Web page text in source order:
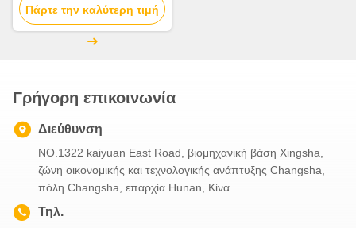
Πλήρως υδραυλικά κινητά
μηχανήματα ανύψωσης
γερανού
Πάρτε την καλύτερη τιμή
Γρήγορη επικοινωνία
Διεύθυνση
NO.1322 kaiyuan East Road, βιομηχανική βάση Xingsha,
ζώνη οικονομικής και τεχνολογικής ανάπτυξης Changsha,
πόλη Changsha, επαρχία Hunan, Κίνα
Τηλ.